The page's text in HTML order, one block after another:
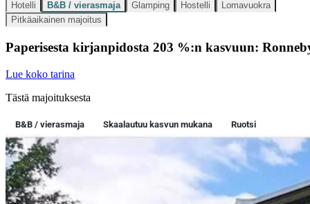
Hotelli B&B / vierasmaja Glamping Hostelli
Lomavuokra
Pitkäaikainen majoitus
Paperisesta kirjanpidosta 203 %:n kasvuun:
Lue koko tarina
Tästä majoituksesta
B&B / vierasmaja Skaalautuu kasvun mukana Ruotsi